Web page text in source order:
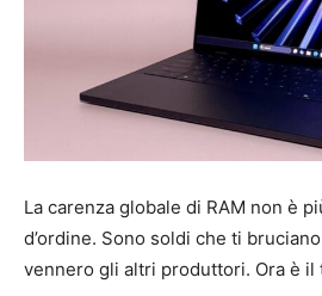
La carenza globale di RAM non è
d’ordine. Sono soldi che ti
vennero gli altri produttori. Ora è il